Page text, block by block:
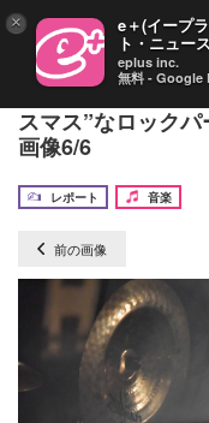
BIGMAMA、一夜
スマス”なロック
画像6/6
レポート
音楽
前の画像
× e＋(イープ
ト・ニュー
eplus inc.
無料 - Google